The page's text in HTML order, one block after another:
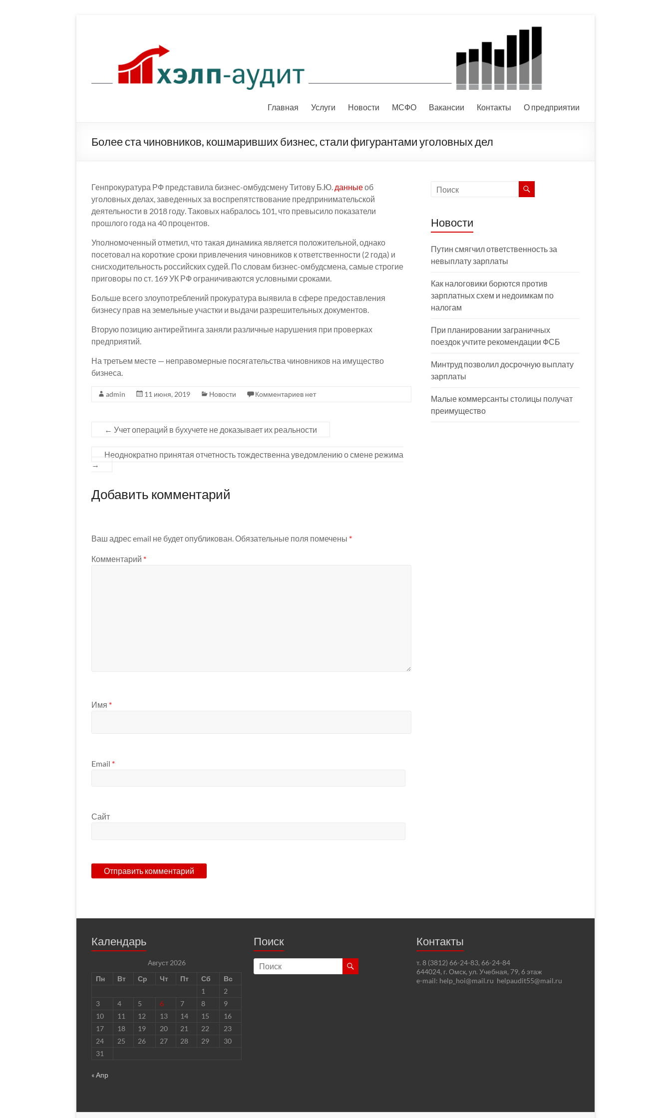
Главная Услуги Новости МСФО Вакансии Контакты О предприятии
Более ста чиновников, кошмаривших бизнес, стали фигурантами уголовных дел
Генпрокуратура РФ представила бизнес-омбудсмену Титову Б.Ю. данныеоб
уголовных делах, заведенных за воспрепятствование предпринимательской
деятельности в 2018 году. Таковых набралось 101, что превысило показатели
прошлого года на 40 процентов.
Уполномоченный отметил, что такая динамика является положительной, однако
посетовал на короткие сроки привлечения чиновников к ответственности (2 года) и
снисходительность российских судей. По словам бизнес-омбудсмена, самые строгие
приговоры по ст. 169 УК РФ ограничиваются условными сроками.
Больше всего злоупотреблений прокуратура выявила в сфере предоставления
бизнесу прав на земельные участки и выдачи разрешительных документов.
Вторую позицию антирейтинга заняли различные нарушения при проверках
предприятий.
На третьем месте — неправомерные посягательства чиновников на имущество
бизнеса.
admin 11 июня, 2019 Новости Комментариев нет
← Учет операций в бухучете не доказывает их реальности
Неоднократно принятая отчетность тождественна уведомлению о смене режима
→
Добавить комментарий
Ваш адрес email не будет опубликован. Обязательные поля помечены *
Комментарий *
Имя *
Email *
Сайт
Новости
Путин смягчил ответственность за
невыплату зарплаты
Как налоговики борются против
зарплатных схем и недоимкам по
налогам
При планировании заграничных
поездок учтите рекомендации ФСБ
Минтруд позволил досрочную выплату
зарплаты
Малые коммерсанты столицы получат
преимущество
Календарь
Август 2026
Пн
Вт Ср Чт Пт Сб
Вс
1
2
3
4 5 6 7 8
9
10
11 12 13 14 15
16
17
18 19 20 21 22
23
24
25 26 27 28 29
30
31
« Апр
Поиск Контакты
т. 8 (3812) 66-24-83, 66-24-84
644024, г. Омск, ул. Учебная, 79, 6 этаж
e-mail: help_hoi@mail.ru helpaudit55@mail.ru